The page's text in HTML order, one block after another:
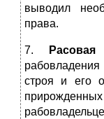
выводил
права.
7.
строя и его